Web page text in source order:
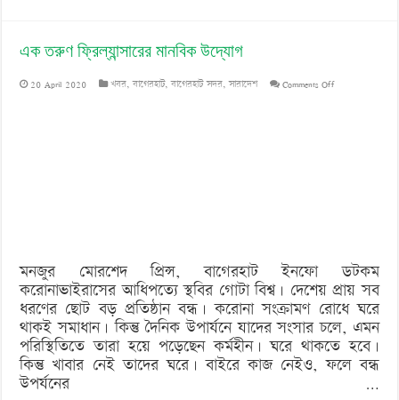
এক তরুণ ফ্রিল্যান্সারের মানবিক উদ্যোগ
20 April 2020 খবর,বাগেরহাট,বাগেরহাট সদর,সারাদেশ Comments Offon
মনজুর মোরশেদ প্রিন্স, বাগেরহাট ইনফো ডটকম
করোনাভাইরাসের আধিপত্যে স্থবির গোটা বিশ্ব। দেশেয় প্রায় সব
ধরণের ছোট বড় প্রতিষ্ঠান বন্ধ। করোনা সংক্রামণ রোধে ঘরে
থাকই সমাধান। কিন্তু দৈনিক উপার্যনে যাদের সংসার চলে, এমন
পরিস্থিতিতে তারা হয়ে পড়েছেন কর্মহীন। ঘরে থাকতে হবে।
কিন্তু খাবার নেই তাদের ঘরে। বাইরে কাজ নেইও, ফলে বন্ধ
উপর্যনের …